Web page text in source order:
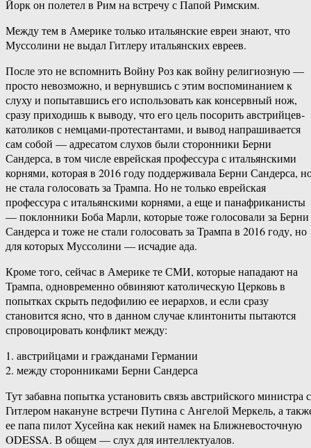
Йорк он полетел в Рим на встречу с Папой Римским.
Между тем в Америке только итальянские евреи знают, что
Муссолини не выдал Гитлеру итальянских евреев.
После это не вспомнить Войну Роз как войну религиозную —
просто невозможно, и вернувшись с этим воспоминанием к
слуху и попытавшись его использовать как консервный нож,
сразу приходишь к выводу, что его цель посорить австрийцев-
католиков с немцами-протестантами, и вывод напрашивается
сам собой — адресатом слухов были сторонники Берни
Сандерса, в том числе еврейская профессура с итальянскими
корнями, которая в 2016 году поддерживала Берни Сандерса,
не стала голосовать за Трампа. Но не только еврейская
профессура с итальянскими корнями, а еще и панафриканисты
— поклонники Боба Марли, которые тоже голосовали за Берни
Сандерса и тоже не стали голосовать за Трампа в 2016 году, но
для которых Муссолини — исчадие ада.
Кроме того, сейчас в Америке те СМИ, которые нападают на
Трампа, одновременно обвиняют католическую Церковь в
попытках скрыть педофилию ее иерархов, и если сразу
становится ясно, что в данном случае клинтониты пытаются
спровоцировать конфликт между:
1. австрийцами и гражданами Германии
2. между сторонниками Берни Сандерса
Тут забавна попытка установить связь австрийского министра с
Гитлером накануне встречи Путина с Ангелой Меркель, а
ее папа пилот Хусейна как некий намек на Ближневосточную
ODESSA. В общем — слух для интеллектуалов.